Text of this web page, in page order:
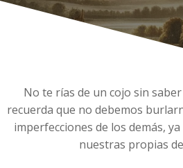
No te rías de un cojo sin
recuerda que no debemos
imperfecciones de los demás,
nuestras propias